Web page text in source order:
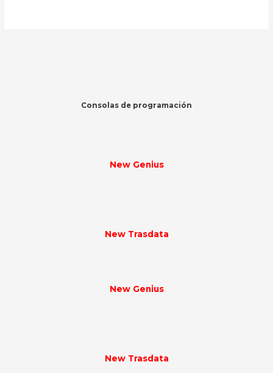
Consolas de programación
New Genius
New Trasdata
New Genius
New Trasdata